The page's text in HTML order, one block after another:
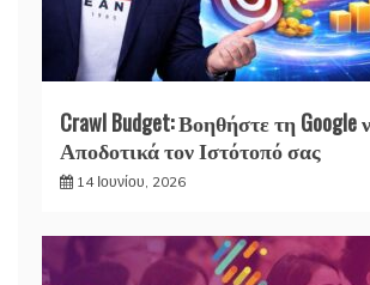
Crawl Budget: Βοηθήστε τη Google
Αποδοτικά τον Ιστότοπό σας
14 Ιουνίου, 2026